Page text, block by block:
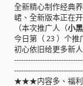
全新精心制作经典
峮、全新版本正在
（本次推广人（小
今日第（ 23 ）个推
初心依旧给更多新人
★★★内容多、福